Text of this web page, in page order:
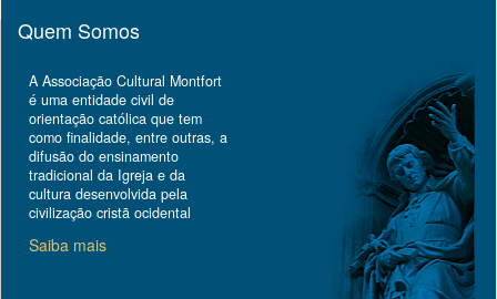
Quem Somos
A Associação Cultural Montfort
é uma entidade civil de
orientação católica que tem
como finalidade, entre outras, a
difusão do ensinamento
tradicional da Igreja e da
cultura desenvolvida pela
civilização cristã ocidental
Saiba mais